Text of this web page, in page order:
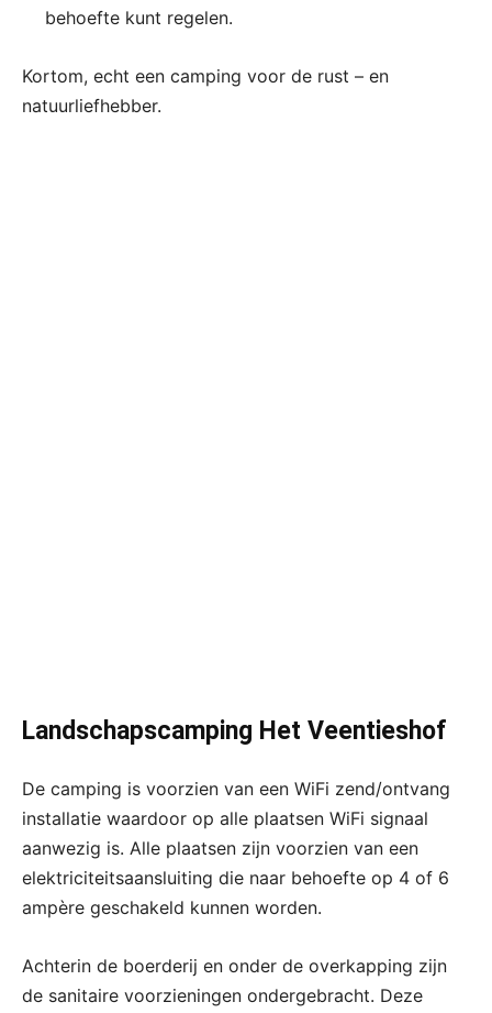
behoefte kunt regelen.
Kortom, echt een camping voor de rust – en
natuurliefhebber.
Landschapscamping Het Veentieshof
De camping is voorzien van een WiFi zend/ontvang
installatie waardoor op alle plaatsen WiFi signaal
aanwezig is. Alle plaatsen zijn voorzien van een
elektriciteitsaansluiting die naar behoefte op 4 of 6
ampère geschakeld kunnen worden.
Achterin de boerderij en onder de overkapping zijn
de sanitaire voorzieningen ondergebracht. Deze